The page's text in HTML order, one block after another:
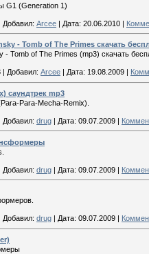
G1 (Generation 1)
Добавил: Arcee | Дата: 20.06.2010 |
- Tomb of The Primes скачать
Tomb of The Primes (mp3) скачать
Добавил: Arcee Дата: 19.08.2009
саундтрек mp3
Para-Mecha-Remix).
Добавил: drug | Дата: 09.07.2009 |
Добавил: drug | Дата: 09.07.2009 |
Добавил: drug | Дата: 09.07.2009 |